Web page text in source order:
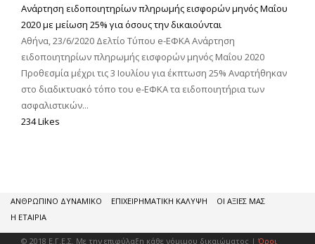
Ανάρτηση ειδοποιητηρίων πληρωμής εισφορών μηνός Μαΐου
2020 με μείωση 25% για όσους την δικαιούνται
Αθήνα, 23/6/2020 Δελτίο Τύπου e-ΕΦΚΑ Ανάρτηση
ειδοποιητηρίων πληρωμής εισφορών μηνός Μαΐου 2020
Προθεσμία μέχρι τις 3 Ιουλίου για έκπτωση 25% Αναρτήθηκαν
στο διαδικτυακό τόπο του e-ΕΦΚΑ τα ειδοποιητήρια των
ασφαλιστικών...
234 Likes
ΑΝΘΡΩΠΙΝΟ ΔΥΝΑΜΙΚΟ ΕΠΙΧΕΙΡΗΜΑΤΙΚΗ ΚΑΛΥΨΗ
ΟΙ ΑΞΙΕΣ ΜΑΣ
Η ΕΤΑΙΡΙΑ
© 2018 Ε.Γ.Ε.Σ. Με την επιφύλαξη κάθε νόμιμου δικαιώματος | Όροι